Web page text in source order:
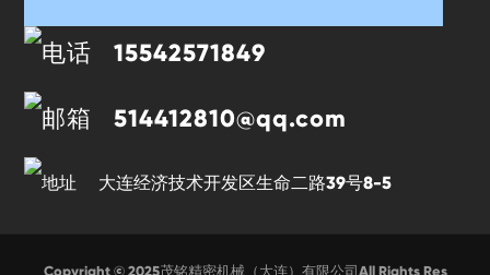
15542571849
514412810@qq.com
大连经济技术开发区生命二路39号8-5